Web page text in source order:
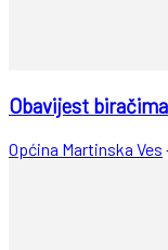
Obavijest biračima
Općina Martinska Ves